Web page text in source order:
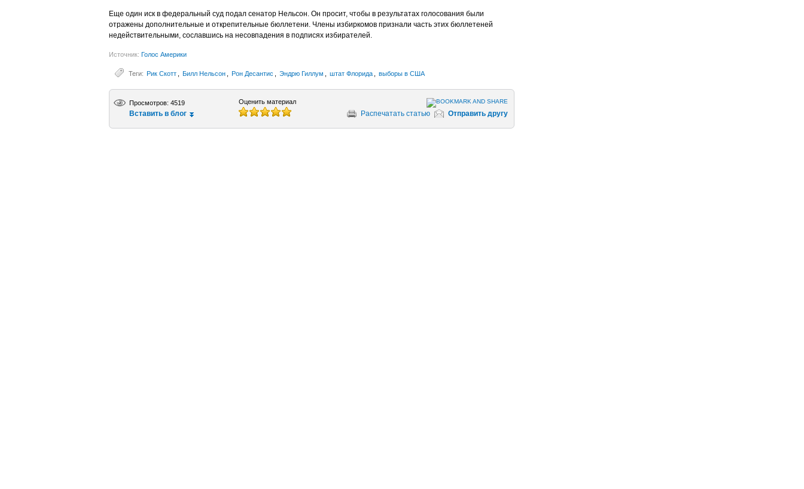
Еще один иск в федеральный суд подал сенатор Нельсон. Он просит, чтобы в результатах голосования были
отражены дополнительные и открепительные бюллетени. Члены избиркомов признали часть этих бюллетеней
недействительными, сославшись на несовпадения в подписях избирателей.
Источник: Голос Америки
Теги: Рик Скотт Билл Нельсон Рон Десантис Эндрю Гиллум штат Флорида выборы в США
Просмотров: 4519
Вставить в блог
Оценить материал
Распечатать статью Отправить другу